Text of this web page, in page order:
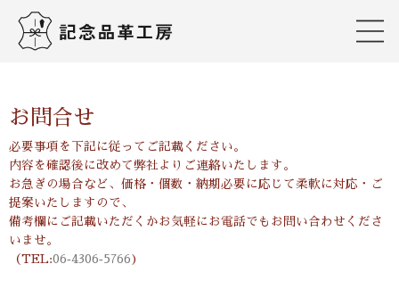
お問合せ
必要事項を下記に従ってご記載ください。
内容を確認後に改めて弊社よりご連絡いたします。
お急ぎの場合など、価格・個数・納期必要に応じて柔軟に対応・ご
提案いたしますので、
備考欄にご記載いただくかお気軽にお電話でもお問い合わせくださ
いませ。
（TEL:06‐4306‐5766 )